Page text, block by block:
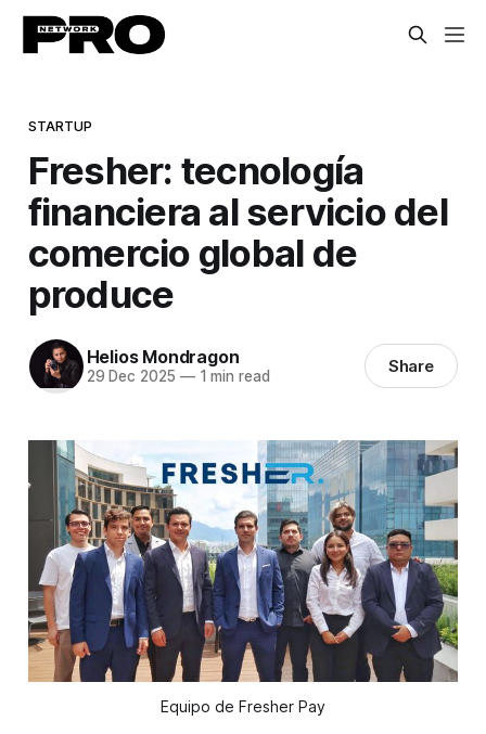
STARTUP
Fresher: tecnología
financiera al servicio del
comercio global de
produce
Helios Mondragon
29 Dec 2025 —1 min read Share
Equipo de Fresher Pay